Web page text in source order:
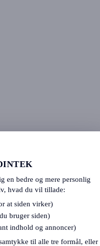
en bedre og mere personlig
hvad du vil tillade:
at siden virker)
bruger siden)
indhold og annoncer)
til alle tre formål, eller